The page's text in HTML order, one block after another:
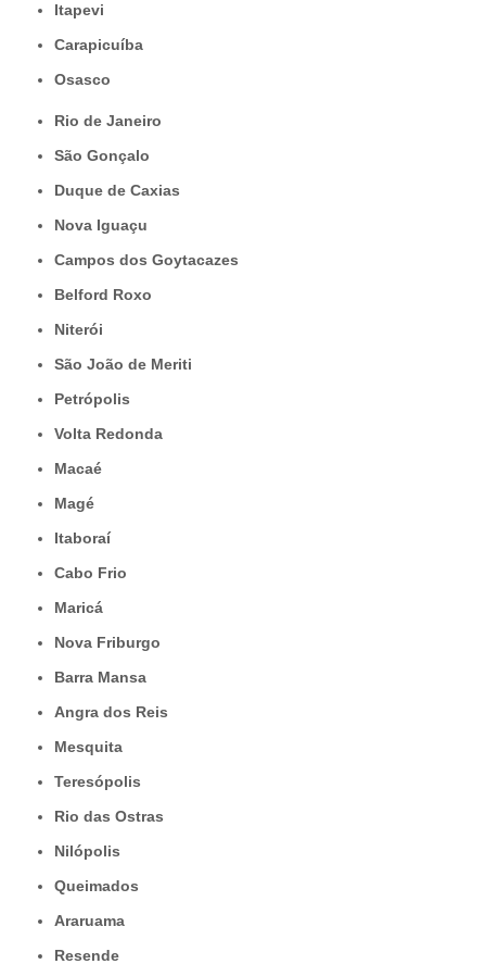
Itapevi
Carapicuíba
Osasco
Rio de Janeiro
São Gonçalo
Duque de Caxias
Nova Iguaçu
Campos dos Goytacazes
Belford Roxo
Niterói
São João de Meriti
Petrópolis
Volta Redonda
Macaé
Magé
Itaboraí
Cabo Frio
Maricá
Nova Friburgo
Barra Mansa
Angra dos Reis
Mesquita
Teresópolis
Rio das Ostras
Nilópolis
Queimados
Araruama
Resende